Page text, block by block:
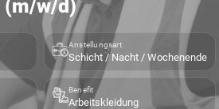
(m/w/d)
Anstellungsart
Schicht / Nacht / Wochenende
Benefit
Arbeitskleidung